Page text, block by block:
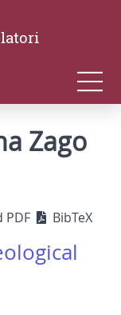
Zago
PDF BibTeX